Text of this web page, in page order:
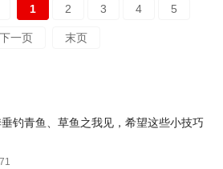
1 2 3 4 5
下一页 末页
垂钓青鱼、草鱼之我见，希望这些小技巧